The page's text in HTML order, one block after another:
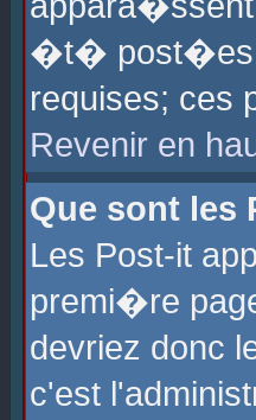
�t� post�es.
requises; ces
Revenir en
Que sont les
Les Post-it
premi�re
devriez donc
c'est